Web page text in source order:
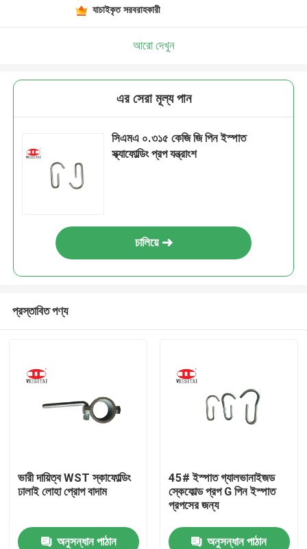
যাচাইকৃত সরবরাহকারী
আরো দেখুন
এর সেরা মূল্য পান
সিএমএ ০.৩১৫ কেজি জি পিন ইস্পাত
স্ক্যাফোল্ডিং প্রপ যন্ত্রাংশ
চালিয়ে
প্রস্তাবিত পণ্য
ভারী দায়িত্ব WST স্কাফোল্ডিং
ঢালাই লোহা প্রোপ বাদাম
অনুসন্ধান পাঠান
45# ইস্পাত গ্যালভানাইজড
স্কেফোল্ড প্রপ G পিন ইস্পাত
প্রপসের জন্য
অনুসন্ধান পাঠান